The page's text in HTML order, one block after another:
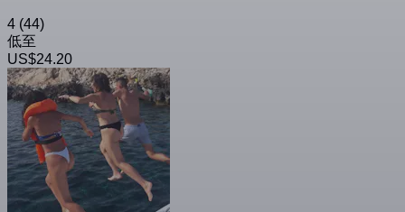
4 (44)
低至
US$24.20